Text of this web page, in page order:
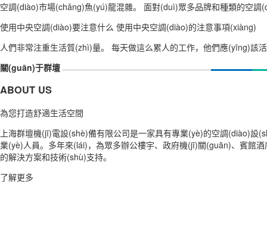
空調(diào)市場(chǎng)魚(yú)龍混雜。 面對(duì)眾多品牌和種類的空
使用中央空調(diào)要注意什么 使用中央空調(diào)的注意事項(xiàng)
人們非常注重生活質(zhì)量。 每天做這么累人的工作，他們應(yīng)該
關(guān)于群壇
ABOUT US
為您打造舒適生活空間
上海群壇機(jī)電設(shè)備有限公司是一家具有專業(yè)的空調(diào)
業(yè)人員。多年來(lái)，為眾多辦公樓宇、政府機(jī)關(guān)、賓館
的解決方案和技術(shù)支持。
了解更多